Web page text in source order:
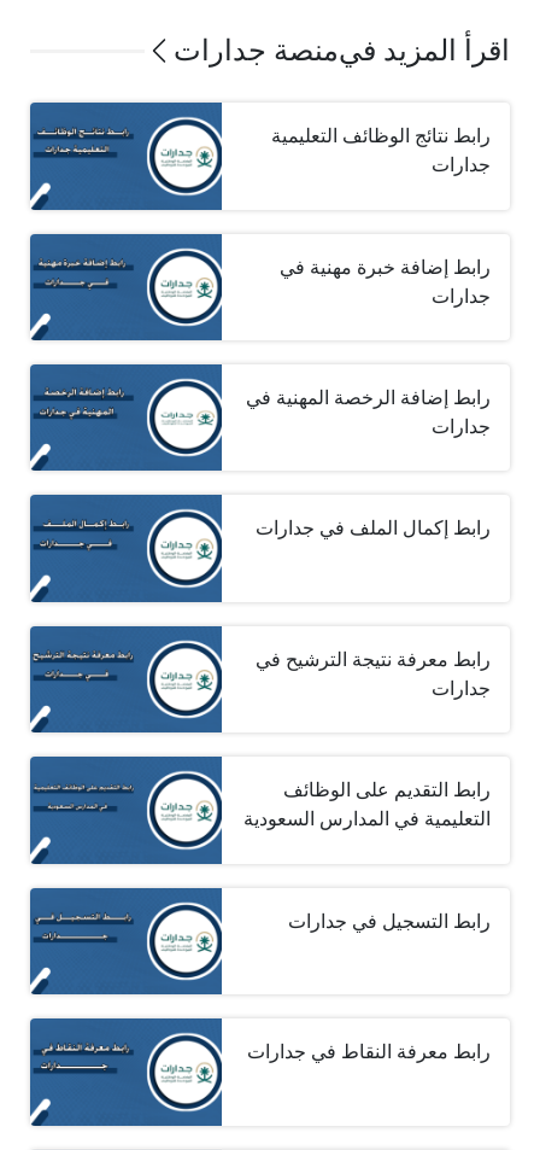
اقرأ المزيد فيمنصة جدارات
رابط نتائج الوظائف التعليمية
جدارات
رابط إضافة خبرة مهنية في
جدارات
رابط إضافة الرخصة المهنية في
جدارات
رابط إكمال الملف في جدارات
رابط معرفة نتيجة الترشيح في
جدارات
رابط التقديم على الوظائف
التعليمية في المدارس السعودية
رابط التسجيل في جدارات
رابط معرفة النقاط في جدارات